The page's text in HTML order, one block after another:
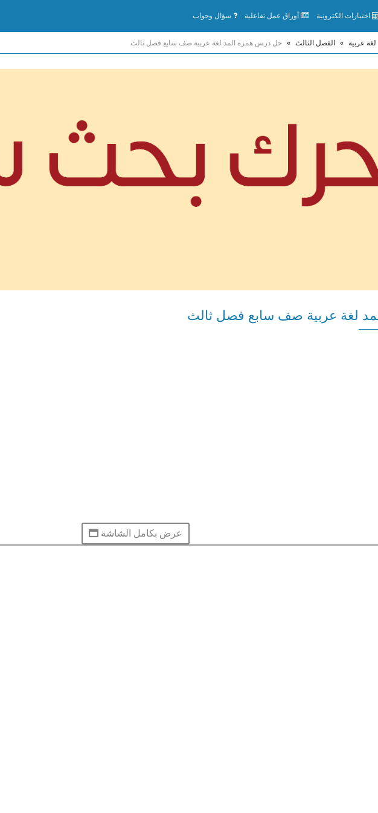
اختبارات الكترونية أوراق عمل تفاعلية سؤال وجواب
لغة عربية » الفصل الثالث » حل درس همزة المد لغة عربية صف سابع فصل ثالث
لغة عربية صف سابع فصل ثالث
عرض بكامل الشاشة